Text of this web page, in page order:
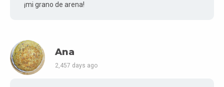
¡mi grano de arena!
Ana
2,457 days ago